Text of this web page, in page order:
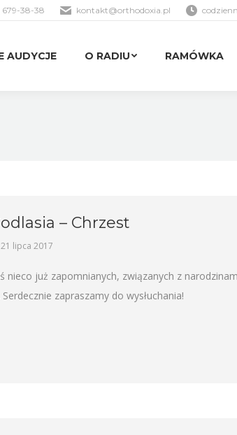
679-38-38 kontakt@orthodoxia.pl
AUDYCJE O RADIU RAMÓWKA
– Chrzest
21 lipca 2017
nieco już zapomnianych, związanych z
zapraszamy do wysłuchania!